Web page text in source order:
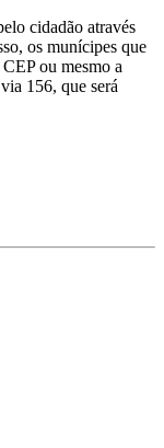
cidadão através
os munícipes que
ou mesmo a
156, que será